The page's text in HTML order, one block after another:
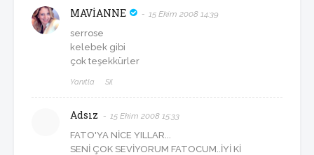
MAVİANNE 15 Ekim 2008 14:39
serrose
kelebek gibi
çok teşekkürler
Yanıtla Sil
Adsız 15 Ekim 2008 15:33
FATO'YA NİCE YILLAR...
SENİ ÇOK SEVİYORUM FATOCUM..İYİ Kİ